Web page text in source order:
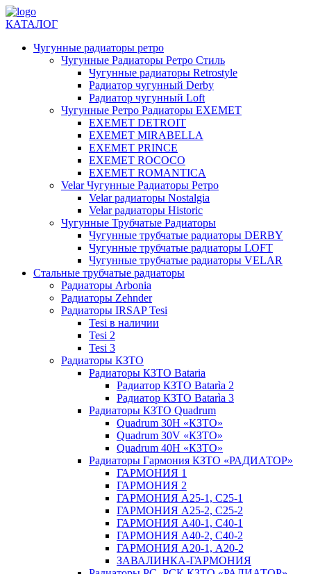
КАТАЛОГ
Чугунные радиаторы ретро
Чугунные Радиаторы Ретро Стиль
Чугунные радиаторы Retrostyle
Радиатор чугунный Derby
Радиатор чугунный Loft
Чугунные Ретро Радиаторы EXEMET
EXEMET DETROIT
EXEMET MIRABELLA
EXEMET PRINCE
EXEMET ROCOCO
EXEMET ROMANTICA
Velar Чугунные Радиаторы Ретро
Velar радиаторы Nostalgia
Velar радиаторы Historic
Чугунные Трубчатые Радиаторы
Чугунные трубчатые радиаторы DERBY
Чугунные трубчатые радиаторы LOFT
Чугунные трубчатые радиаторы VELAR
Стальные трубчатые радиаторы
Радиаторы Arbonia
Радиаторы Zehnder
Радиаторы IRSAP Tesi
Tesi в наличии
Tesi 2
Tesi 3
Радиаторы КЗТО
Радиаторы КЗТО Bataria
Радиатор КЗТО Batarìa 2
Радиатор КЗТО Batarìa 3
Радиаторы КЗТО Quadrum
Quadrum 30H «КЗТО»
Quadrum 30V «КЗТО»
Quadrum 40H «КЗТО»
Радиаторы Гармония КЗТО «РАДИАТОР»
ГАРМОНИЯ 1
ГАРМОНИЯ 2
ГАРМОНИЯ А25-1, С25-1
ГАРМОНИЯ А25-2, С25-2
ГАРМОНИЯ А40-1, С40-1
ГАРМОНИЯ А40-2, С40-2
ГАРМОНИЯ А20-1, А20-2
ЗАВАЛИНКА-ГАРМОНИЯ